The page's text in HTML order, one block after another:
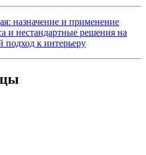
назначение и применение
и нестандартные решения на
подход к интерьеру